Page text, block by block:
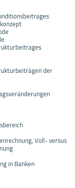
der
Voll- versus
in Banken